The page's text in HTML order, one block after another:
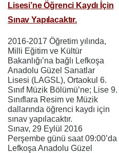
Lisesi’ne Öğrenci Kaydı İçin
Sınav Yapılacaktır.
2016-2017 Öğretim yılında,
Milli Eğitim ve Kültür
Bakanlığı’na bağlı Lefkoşa
Anadolu Güzel Sanatlar
Lisesi (LAGSL), Ortaokul 6.
Sınıf Müzik Bölümü’ne; Lise 9.
Sınıflara Resim ve Müzik
dallarında öğrenci kaydı için
sınav yapılacaktır.
Sınav, 29 Eylül 2016
Perşembe günü saat 09:00’da
Lefkoşa Anadolu Güzel